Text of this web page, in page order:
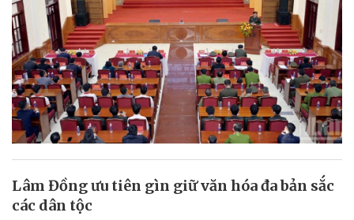
Lâm Đồng ưu tiên gìn giữ văn hóa đa bản sắc
các dân tộc